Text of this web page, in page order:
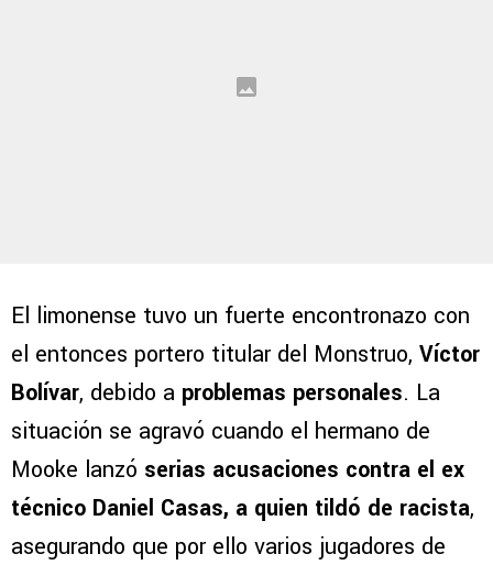
El limonense tuvo un fuerte encontronazo con
el entonces portero titular del Monstruo, Víctor
Bolívar, debido a problemas personales. La
situación se agravó cuando el hermano de
Mooke lanzó serias acusaciones contra el ex
técnico Daniel Casas, a quien tildó de racista,
asegurando que por ello varios jugadores de